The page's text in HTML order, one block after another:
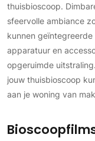
thuisbioscoop.
sfeervolle ambiance
kunnen
apparatuur en
opgeruimde
jouw thuisbioscoop
aan je woning van